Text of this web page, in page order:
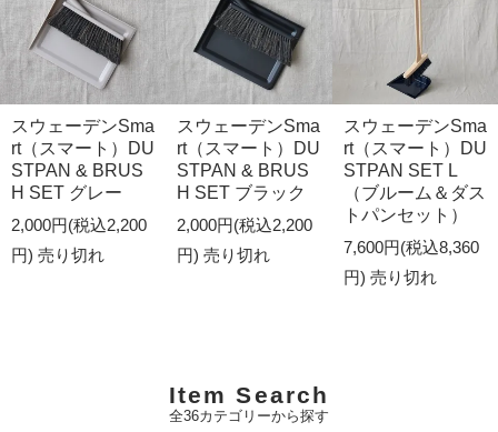
スウェーデンSma
rt（スマート）DU
STPAN & BRUS
H SET グレー
2,000円(税込2,200
円) 売り切れ
スウェーデンSma
rt（スマート）DU
STPAN & BRUS
H SET ブラック
2,000円(税込2,200
円)売り切れ
スウェーデンSma
rt（スマート）DU
STPAN SET L
（ブルーム＆ダス
トパンセット）
7,600円(税込8,360
円) 売り切れ
Item Search
全36カテゴリーから探す